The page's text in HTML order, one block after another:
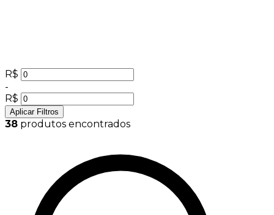
R$
-
R$
Aplicar Filtros
38 produtos encontrados